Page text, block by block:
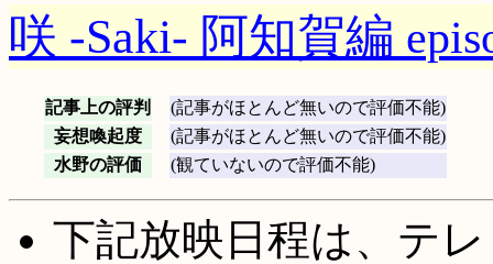
咲 -Saki- 阿知賀編
記事上の評判
(記事がほとんど無いので評価不能)
妄想喚起度
(記事がほとんど無いので評価不能)
水野の評価
(観ていないので評価不能)
下記放映日程は、テ